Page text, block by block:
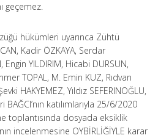
geçemez.
hükümleri uyarınca Zühtü
Kadir ÖZKAYA, Serdar
YILDIRIM, Hicabi DURSUN,
TOPAL, M. Emin KUZ, Rıdvan
HAKYEMEZ, Yıldız SEFERlNOĞLU,
katılımlarıyla 25/6/2020
toplantısında dosyada eksiklik
incelenmesine OYBİRLİĞİYLE karar